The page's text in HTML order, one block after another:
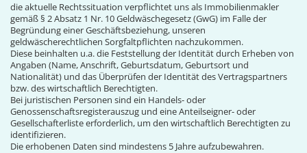
die aktuelle Rechtssituation verpflichtet uns als Immobilienmakler
gemäß § 2 Absatz 1 Nr. 10 Geldwäschegesetz (GwG) im Falle der
Begründung einer Geschäftsbeziehung, unseren
geldwäscherechtlichen Sorgfaltpflichten nachzukommen.
Diese beinhalten u.a. die Feststellung der Identität durch Erheben von
Angaben (Name, Anschrift, Geburtsdatum, Geburtsort und
Nationalität) und das Überprüfen der Identität des Vertragspartners
bzw. des wirtschaftlich Berechtigten.
Bei juristischen Personen sind ein Handels- oder
Genossenschaftsregisterauszug und eine Anteilseigner- oder
Gesellschafterliste erforderlich, um den wirtschaftlich Berechtigten zu
identifizieren.
Die erhobenen Daten sind mindestens 5 Jahre aufzubewahren.